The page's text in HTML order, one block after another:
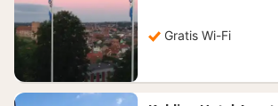
Gratis Wi-Fi